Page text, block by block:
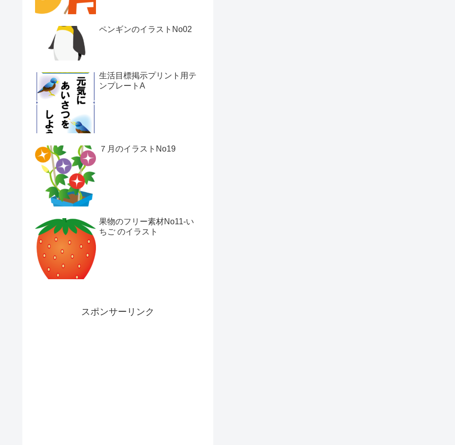
ペンギンのイラストNo02
生活目標掲示プリント用テ
ンプレートA
７月のイラストNo19
果物のフリー素材No11-い
ちご のイラスト
スポンサーリンク